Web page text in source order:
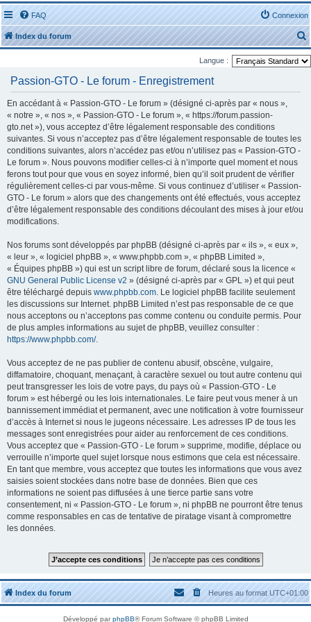
FAQ Connexion
Index du forum
e
c
Langue :
Passion-GTO - Le forum - Enregistrement
En accédant à « Passion-GTO - Le forum » (désigné ci-après par « nous »,
« notre », « nos », « Passion-GTO - Le forum », « https://forum.passion-
gto.net »), vous acceptez d’être légalement responsable des conditions
suivantes. Si vous n’acceptez pas d’être légalement responsable de toutes les
conditions suivantes, alors n’accédez pas et/ou n’utilisez pas « Passion-GTO -
Le forum ». Nous pouvons modifier celles-ci à n’importe quel moment et nous
ferons tout pour que vous en soyez informé, bien qu’il soit prudent de vérifier
régulièrement celles-ci par vous-même. Si vous continuez d’utiliser « Passion-
GTO - Le forum » alors que des changements ont été effectués, vous acceptez
d’être légalement responsable des conditions découlant des mises à jour et/ou
modifications.
Nos forums sont développés par phpBB (désigné ci-après par « ils », « eux »,
« leur », « logiciel phpBB », « www.phpbb.com », « phpBB Limited »,
« Équipes phpBB ») qui est un script libre de forum, déclaré sous la licence «
GNU General Public License v2 » (désigné ci-après par « GPL ») et qui peut
être téléchargé depuis www.phpbb.com. Le logiciel phpBB facilite seulement
les discussions sur Internet. phpBB Limited n’est pas responsable de ce que
nous acceptons ou n’acceptons pas comme contenu ou conduite permis. Pour
de plus amples informations au sujet de phpBB, veuillez consulter :
https://www.phpbb.com/.
Vous acceptez de ne pas publier de contenu abusif, obscène, vulgaire,
diffamatoire, choquant, menaçant, à caractère sexuel ou tout autre contenu qui
peut transgresser les lois de votre pays, du pays où « Passion-GTO - Le
forum » est hébergé ou les lois internationales. Le faire peut vous mener à un
bannissement immédiat et permanent, avec une notification à votre fournisseur
d’accès à Internet si nous le jugeons nécessaire. Les adresses IP de tous les
messages sont enregistrées pour aider au renforcement de ces conditions.
Vous acceptez que « Passion-GTO - Le forum » supprime, modifie, déplace ou
verrouille n’importe quel sujet lorsque nous estimons que cela est nécessaire.
En tant que membre, vous acceptez que toutes les informations que vous avez
saisies soient stockées dans notre base de données. Bien que ces
informations ne soient pas diffusées à une tierce partie sans votre
consentement, ni « Passion-GTO - Le forum », ni phpBB ne pourront être tenus
comme responsables en cas de tentative de piratage visant à compromettre
les données.
Index du forum Heures au formatUTC+01:00
Développé parphpBB® Forum Software © phpBB Limited